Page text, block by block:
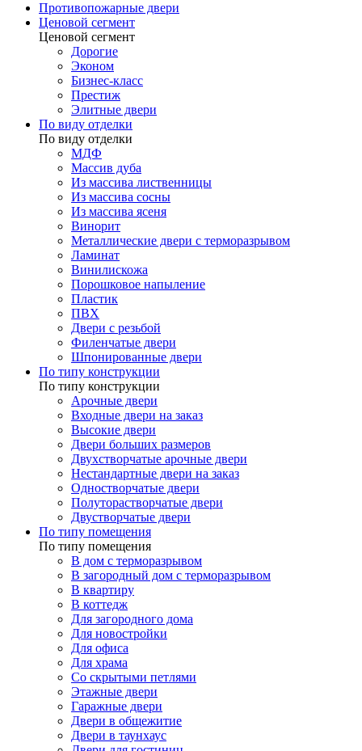
Противопожарные двери
Ценовой сегмент
Ценовой сегмент
Дорогие
Эконом
Бизнес-класс
Престиж
Элитные двери
По виду отделки
По виду отделки
МДФ
Массив дуба
Из массива лиственницы
Из массива сосны
Из массива ясеня
Винорит
Металлические двери с терморазрывом
Ламинат
Винилискожа
Порошковое напыление
Пластик
ПВХ
Двери с резьбой
Филенчатые двери
Шпонированные двери
По типу конструкции
По типу конструкции
Арочные двери
Входные двери на заказ
Высокие двери
Двери больших размеров
Двухстворчатые арочные двери
Нестандартные двери на заказ
Одностворчатые двери
Полуторастворчатые двери
Двустворчатые двери
По типу помещения
По типу помещения
В дом с терморазрывом
В загородный дом с терморазрывом
В квартиру
В коттедж
Для загородного дома
Для новостройки
Для офиса
Для храма
Со скрытыми петлями
Этажные двери
Гаражные двери
Двери в общежитие
Двери в таунхаус